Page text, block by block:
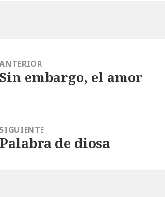
ANTERIOR
Entrada
Sin embargo, el amor
SIGUIENTE
Entrada
Palabra de diosa